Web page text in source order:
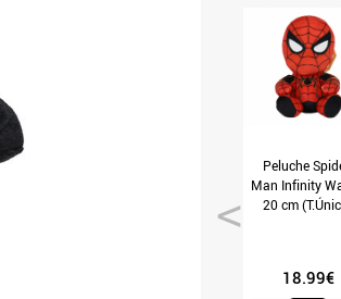
Peluche
Man Infinity
20 cm
18.99€